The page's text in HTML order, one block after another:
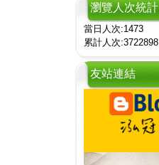
瀏覽人次統計
當日人次:1473
累計人次:3722898
友站連結